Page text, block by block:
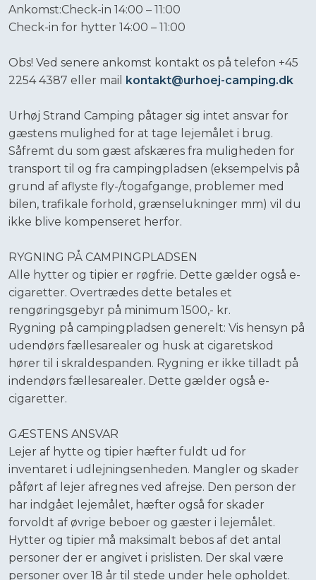
Ankomst:Check-in 14:00 – 11:00
Check-in for hytter 14:00 – 11:00
Obs! Ved senere ankomst kontakt os på telefon +45
2254 4387 eller mail
kontakt@urhoej-camping.dk
​Urhøj Strand Camping påtager sig intet ansvar for
gæstens mulighed for at tage lejemålet i brug.
Såfremt du som gæst afskæres fra muligheden for
transport til og fra campingpladsen (eksempelvis på
grund af aflyste fly-/togafgange, problemer med
bilen, trafikale forhold, grænselukninger mm) vil du
ikke blive kompenseret herfor.
​RYGNING PÅ CAMPINGPLADSEN
​Alle hytter og tipier er røgfrie. Dette gælder også e-
cigaretter. Overtrædes dette betales et
rengøringsgebyr på minimum 1500,- kr.
​Rygning på campingpladsen generelt: Vis hensyn på
udendørs fællesarealer og husk at cigaretskod
hører til i skraldespanden. Rygning er ikke tilladt på
indendørs fællesarealer. Dette gælder også e-
cigaretter.
GÆSTENS ANSVAR
​Lejer af hytte og tipier hæfter fuldt ud for
inventaret i udlejningsenheden. Mangler og skader
påført af lejer afregnes ved afrejse. Den person der
har indgået lejemålet, hæfter også for skader
forvoldt af øvrige beboer og gæster i lejemålet.
Hytter og tipier må maksimalt bebos af det antal
personer der er angivet i prislisten. Der skal være
personer over 18 år til stede under hele opholdet.